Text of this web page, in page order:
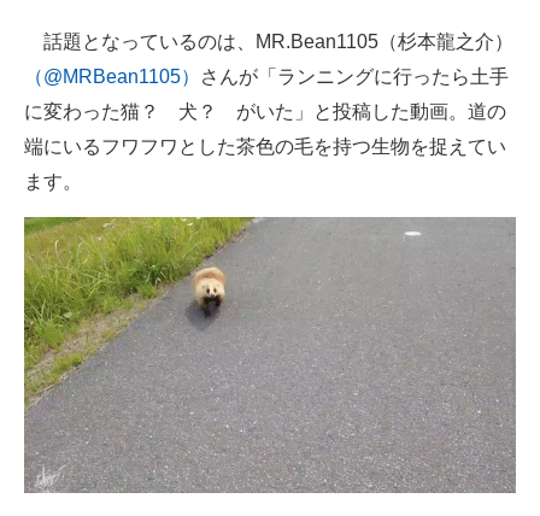
エレクトロニクス専門サイト
電子設計の基本と応用
エネルギーの専門メディア
ちょっと気になるネットの話題
話題となっているのは、MR.Bean1105（杉本龍之介）
（@MRBean1105）
さんが「ランニングに行ったら土手
に変わった猫？ 犬？ がいた」と投稿した動画。道の
端にいるフワフワとした茶色の毛を持つ生物を捉えてい
ます。